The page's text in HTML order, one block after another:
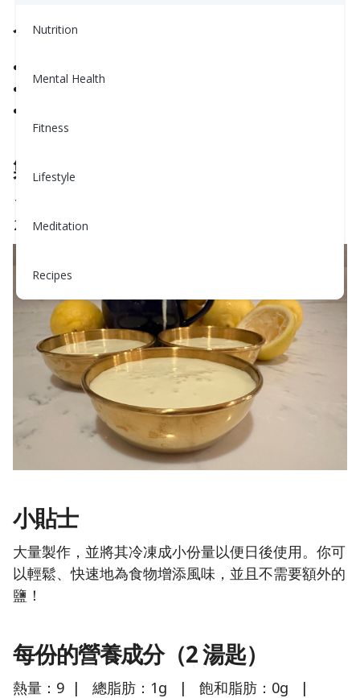
Nutrition
Mental Health
Fitness
Lifestyle
Meditation
Recipes
食材（6人份）
1/2 杯檸檬汁（約 4 顆檸檬）
製作方法
享用！
小貼士
大量製作，並將其冷凍成小份量以便日後使用。你可
以輕鬆、快速地為食物增添風味，並且不需要額外的
鹽！
每份的營養成分（2 湯匙）
熱量：9 | 總脂肪：1g | 飽和脂肪：0g |